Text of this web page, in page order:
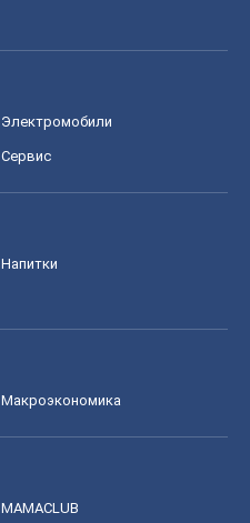
Электромобили
Сервис
Напитки
Mакроэкономика
MAMACLUB